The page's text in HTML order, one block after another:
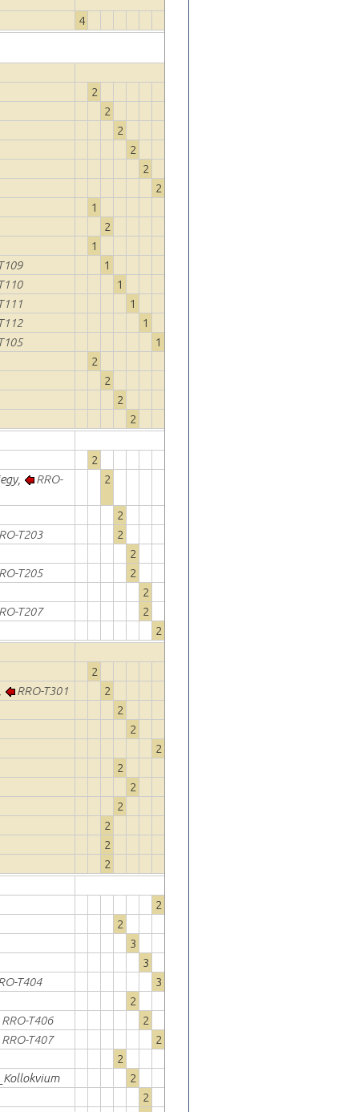
4
2
2
2
2
2
2
1
2
1
1
1
1
1
1
2
2
2
2
2
RRO- 2
2
T203
2
2
T205
2
2
T207
2
2
2
RRO-T301
2
2
2
2
2
2
2
2
2
2
2
2
3
3
T404
3
2
RRO-T406
2
RRO-T407
2
2
2
2